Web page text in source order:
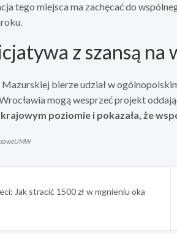
tego miejsca ma zachęcać do
z szansą na
bierze udział w
mogą wesprzeć projekt
krajowym poziomie i pokazała, że
Jak stracić 1500 zł w mgnieniu oka